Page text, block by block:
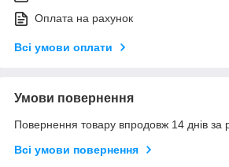
Оплата на рахунок
Всі умови оплати
Умови повернення
Повернення товару впродовж 14 днів за
Всі умови повернення